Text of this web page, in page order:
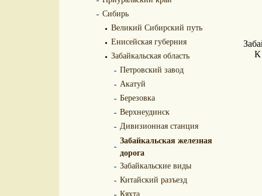
Сибирь
Великий Сибирский путь
Енисейская губерния
Забайкальская область
Петровский завод
Акатуй
Березовка
Верхнеудинск
Дивизионная станция
Забайкальская железная
дорога
Забайкальские виды
Китайский разъезд
Кяхта
К